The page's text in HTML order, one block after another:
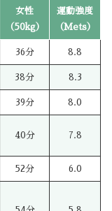
女性
（50kg）
運動強度
（Mets）
36分 8.8
38分 8.3
39分 8.0
40分 7.8
52分 6.0